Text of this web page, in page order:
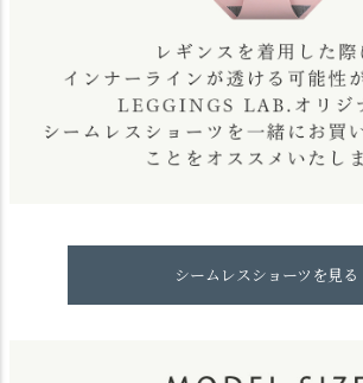
シームレスショーツを見る